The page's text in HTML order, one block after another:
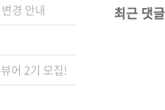
경 안내
어 2기 모집!
최근 댓글